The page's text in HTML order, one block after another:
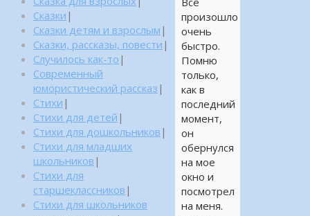
произошло
очень
быстро.
Помню
только,
как в
последний
момент,
он
обернулся
на мое
окно и
посмотрел
на меня.
Сказки |
Сказки детям и взрослым |
Сказки, рассказы, повести |
Случилось как-то |
Современный
юмористический рассказ |
Стихи |
Стихи для детей |
Стихи для дошкольников |
Стихи для младших
школьников |
Стихи для
старшеклассников |
Стихи для школьников